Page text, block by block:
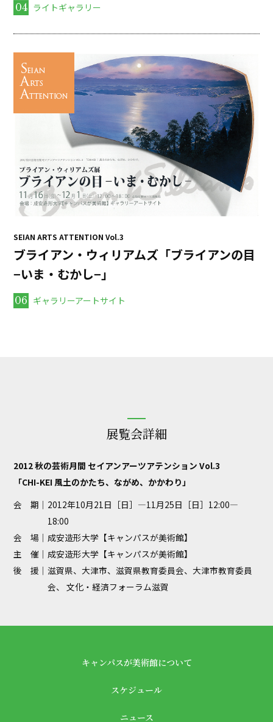
04 ライトギャラリー
SEIAN ARTS ATTENTION Vol.3
ブライアン・ウィリアムズ「ブライアンの目
−いま・むかし−」
06 ギャラリーアートサイト
展覧会詳細
2012 秋の芸術月間 セイアンアーツアテンション Vol.3
「CHI-KEI 風土のかたち、ながめ、かかわり」
会 期｜ 2012年10月21日［日］—11月25日［日］12:00—
18:00
会 場｜ 成安造形大学【キャンパスが美術館】
主 催｜ 成安造形大学【キャンパスが美術館】
後 援｜滋賀県、大津市、滋賀県教育委員会、大津市教育委員
会、 文化・経済フォーラム滋賀
キャンパスが美術館について
スケジュール
ニュース